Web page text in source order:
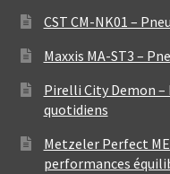
CST CM-NK01 –
Maxxis MA-ST3 –
Pirelli City Demon
quotidiens
Metzeler Perfect
performances